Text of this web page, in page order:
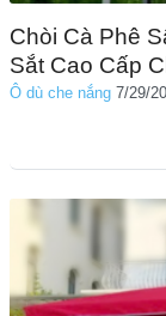
Chòi Cà Phê
Sắt Cao Cấp
Ô dù che nắng 7/29/